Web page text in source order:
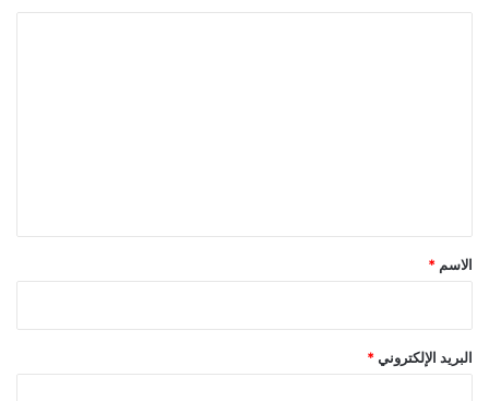
*
الاسم *
البريد الإلكتروني *